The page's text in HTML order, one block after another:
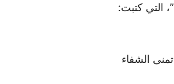
التي كتبت:
الشفاء